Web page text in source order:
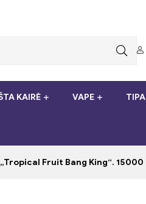
KAIRĖ VAPE
Fruit Bang King“. 15000